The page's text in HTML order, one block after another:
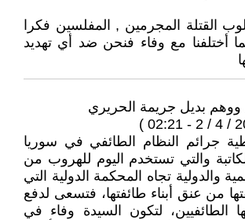
القتلة المجرمين , المفلسين فكرا
أختلفنا مع وفاء فنحن ضد أي تهديد
جرائم النظام الطائفي في سوريا
والتي تستخدم اليوم للهروب من
والدولية تجاه المحكمة الدولية التي
من عنق أبناء طائفتها، فتسعى لدفع
الطائفيين، لتكون السيدة وفاء في